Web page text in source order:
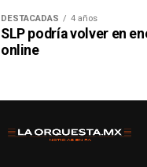
DESTACADAS 4 años
SLP podría volver en
online